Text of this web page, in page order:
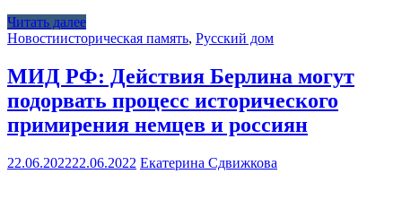
Читать далее
Новостиисторическая память, Русский дом
МИД РФ: Действия Берлина могут
подорвать процесс исторического
примирения немцев и россиян
22.06.202222.06.2022 Екатерина Сдвижкова